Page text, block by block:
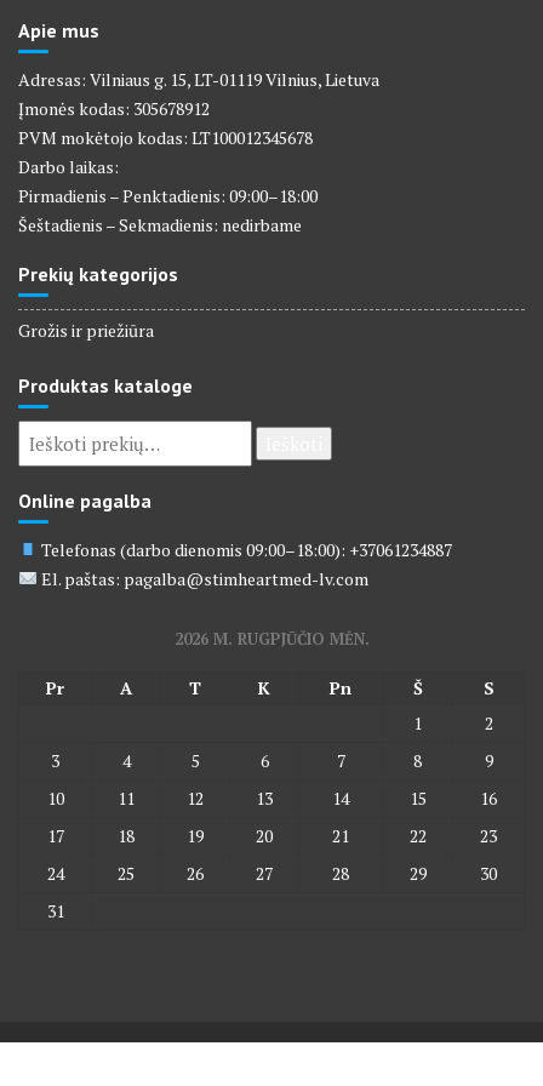
Apie mus
Adresas: Vilniaus g. 15, LT-01119 Vilnius, Lietuva
Įmonės kodas: 305678912
PVM mokėtojo kodas: LT100012345678
Darbo laikas:
Pirmadienis – Penktadienis: 09:00–18:00
Šeštadienis – Sekmadienis: nedirbame
Prekių kategorijos
Grožis ir priežiūra
Produktas kataloge
Ieškoti:
Online pagalba
Telefonas (darbo dienomis 09:00–18:00): +37061234887
El. paštas: pagalba@stimheartmed-lv.com
2026 M. RUGPJŪČIO MĖN.
Pr A T K Pn Š
S
1
2
3
4 5 6 7 8
9
10
11 12 13 14 15
16
17
18 19 20 21 22
23
24
25 26 27 28 29
30
31